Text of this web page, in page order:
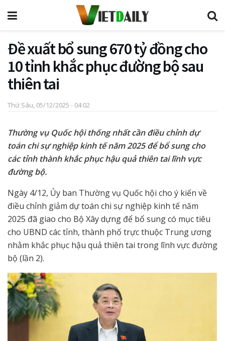
Đề xuất bổ sung 670 tỷ đồng cho
10 tỉnh khắc phục đường bộ sau
thiên tai
Thứ Sáu, 05/12/2025 - 04:02
Thường vụ Quốc hội thống nhất cần điều chỉnh dự
toán chi sự nghiệp kinh tế năm 2025 để bổ sung cho
các tỉnh thành khắc phục hậu quả thiên tai lĩnh vực
đường bộ.
Ngày 4/12, Ủy ban Thường vụ Quốc hội cho ý kiến về
điều chỉnh giảm dự toán chi sự nghiệp kinh tế năm
2025 đã giao cho Bộ Xây dựng để bổ sung có mục tiêu
cho UBND các tỉnh, thành phố trực thuộc Trung ương
nhằm khắc phục hậu quả thiên tai trong lĩnh vực đường
bộ (lần 2).